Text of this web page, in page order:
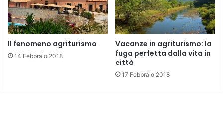
Il fenomeno agriturismo
14 Febbraio 2018
Vacanze in agriturismo: la
fuga perfetta dalla vita in
città
17 Febbraio 2018